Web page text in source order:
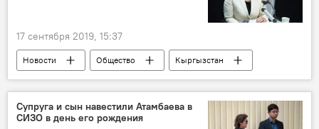
17 сентября 2019, 15:37
Новости Общество
Кыргызстан
Алтынай Омурбекова
Лунара Мамытова
учитель
школа
зарплата
скандал
Супруга и сын навестили Атамбаева в
СИЗО в день его рождения